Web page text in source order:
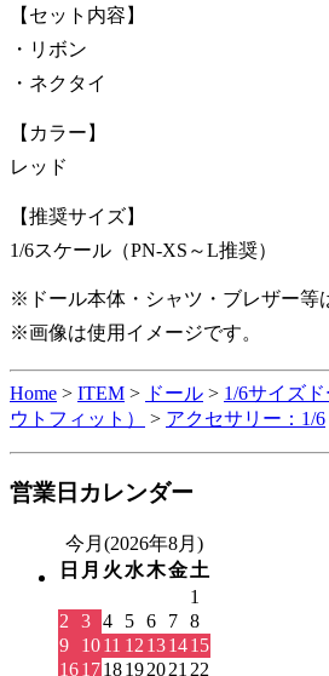
【セット内容】
・リボン
・ネクタイ
【カラー】
レッド
【推奨サイズ】
1/6スケール（PN-XS～L推奨）
※ドール本体・シャツ・ブレザー等
※画像は使用イメージです。
Home > ITEM > ドール > 1/6サイズ
ウトフィット）
> アクセサリー：1/6
営業日カレンダー
今月(2026年8月)
日 月 火 水木金土
1
2
3 4 5 6 7 8
9
1011 12 131415
161718192021 22